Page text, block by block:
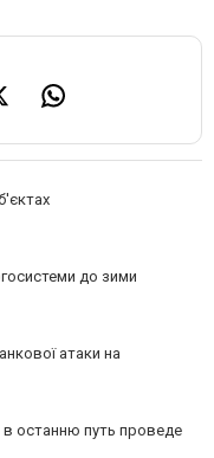
до зими
атаки на
в останню путь проведе